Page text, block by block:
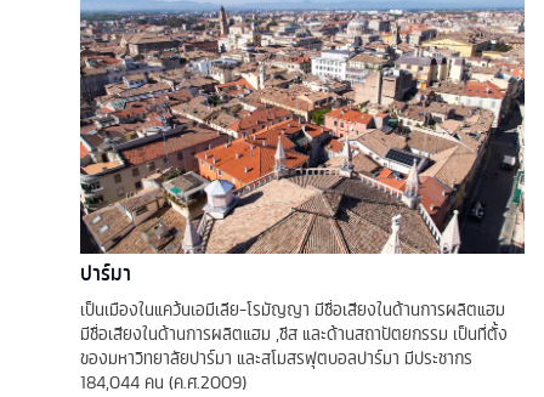
ปาร์มา
เป็นเมืองในแคว้นเอมีเลีย-โรมัญญา มีชื่อเสียงในด้านการผลิตแฮม
มีชื่อเสียงในด้านการผลิตแฮม ,ชีส และด้านสถาปัตยกรรม เป็นที่ตั้ง
ของมหาวิทยาลัยปาร์มา และสโมสรฟุตบอลปาร์มา มีประชากร
184,044 คน (ค.ศ.2009)